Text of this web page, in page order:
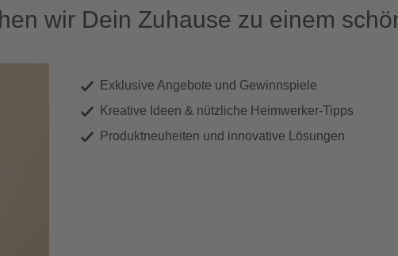
wir Dein Zuhause zu einem
Exklusive Angebote und Gewinnspiele
Kreative Ideen & nützliche Heimwerker-Tipps
Produktneuheiten und innovative Lösungen